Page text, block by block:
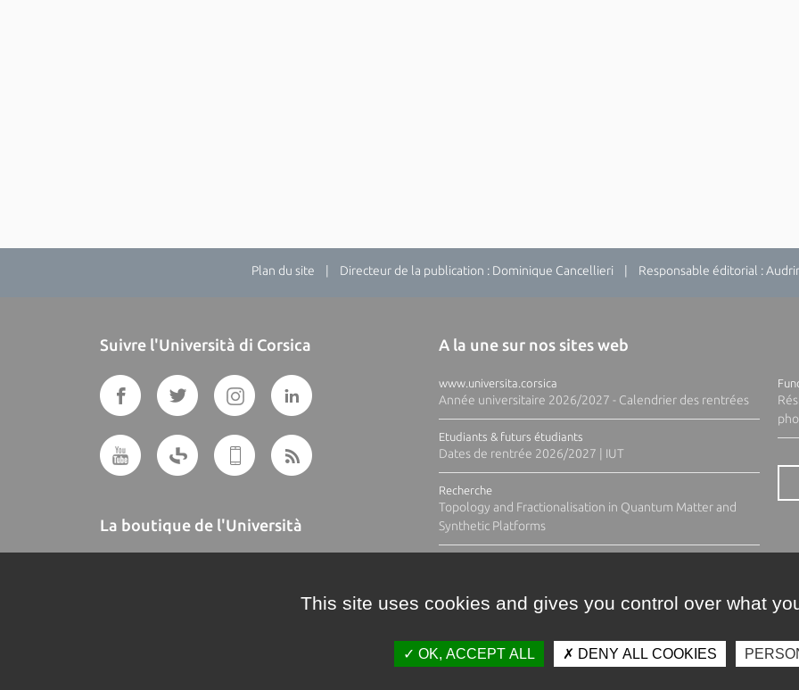
Plan du site | Directeur de la publication : Dominique Cancellieri | Responsable éditorial :
Suivre l'Università di Corsica
La boutique de l'Università
A la une sur nos sites web
www.universita.corsica
Année universitaire 2026/2027 - Calendrier des rentrées
Etudiants & futurs étudiants
Dates de rentrée 2026/2027 | IUT
Recherche
Topology and Fractionalisation in Quantum Matter and
Synthetic Platforms
This site uses cookies and gives you control over what
OK, ACCEPT ALL DENY ALL COOKIES